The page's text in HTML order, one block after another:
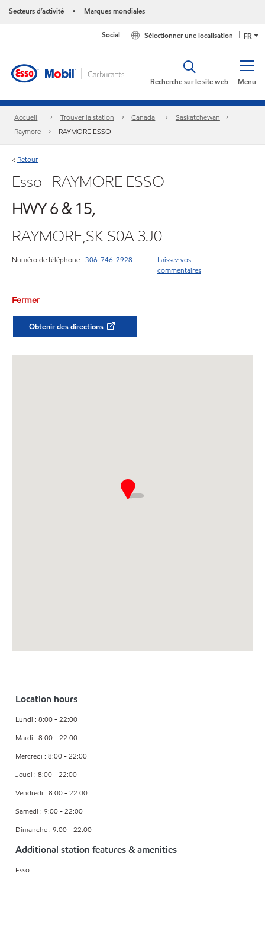
Secteurs d’activité • Marques mondiales
FR
Sélectionner une localisation
Social
Menu
Recherche sur le site web
Accueil Trouver la station Canada
Saskatchewan
Raymore
RAYMORE ESSO
< Retour
Esso- RAYMORE ESSO
HWY 6 & 15,
RAYMORE,SK S0A 3J0
Numéro de téléphone : 306-746-2928
Laissez vos
commentaires
Fermer
Obtenir des directions
Location hours
Lundi : 8:00 - 22:00
Mardi : 8:00 - 22:00
Mercredi : 8:00 - 22:00
Jeudi : 8:00 - 22:00
Vendredi : 8:00 - 22:00
Samedi : 9:00 - 22:00
Dimanche : 9:00 - 22:00
Additional station features & amenities
Esso